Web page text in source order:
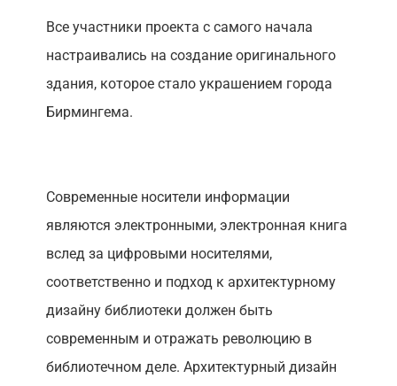
Все участники проекта с самого начала
настраивались на создание оригинального
здания, которое стало украшением города
Бирмингема.
Современные носители информации
являются электронными, электронная книга
вслед за цифровыми носителями,
соответственно и подход к архитектурному
дизайну библиотеки должен быть
современным и отражать революцию в
библиотечном деле. Архитектурный дизайн